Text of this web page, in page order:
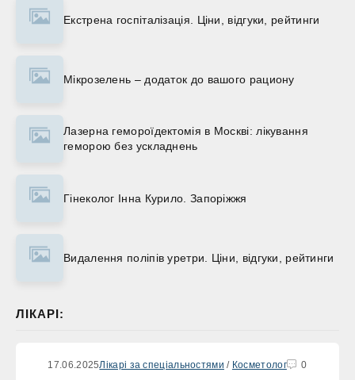
Екстрена госпіталізація. Ціни, відгуки, рейтинги
Мікрозелень – додаток до вашого рациону
Лазерна гемороїдектомія в Москві: лікування
геморою без ускладнень
Гінеколог Інна Курило. Запоріжжя
Видалення поліпів уретри. Ціни, відгуки, рейтинги
ЛІКАРІ:
17.06.2025Лікарі за спеціальностями / Косметолог 0